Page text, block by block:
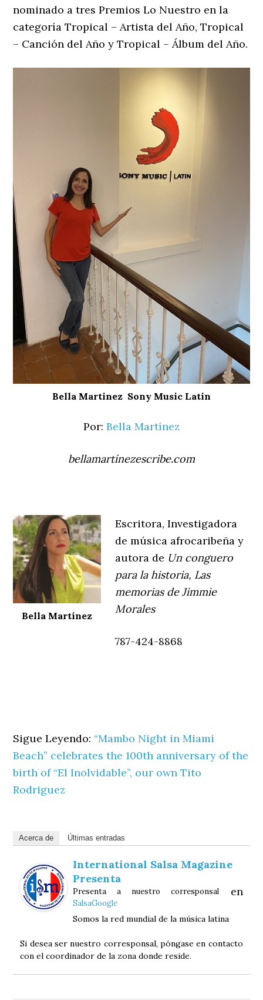
nominado a tres Premios Lo Nuestro en la
categoría Tropical – Artista del Año, Tropical
– Canción del Año y Tropical – Álbum del Año.
Bella Martinez Sony Music Latin
Por: Bella Martínez
bellamartínezescribe.com
Bella Martínez
Escritora, Investigadora
de música afrocaribeña y
autora de Un conguero
para la historia, Las
memorias de Jimmie
Morales
787-424-8868
Sigue Leyendo: “Mambo Night in Miami
Beach” celebrates the 100th anniversary of the
birth of “El Inolvidable”, our own Tito
Rodriguez
Acerca de Últimas entradas
International Salsa Magazine
Presenta
Presenta a nuestro corresponsalen
SalsaGoogle
Somos la red mundial de la música latina
Si desea ser nuestro corresponsal, póngase en contacto
con el coordinador de la zona donde reside.